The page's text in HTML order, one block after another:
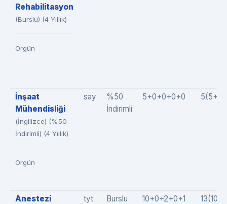
Rehabilitasyon
(Burslu) (4 Yıllık)
Örgün
İnşaat
Mühendisliği
(İngilizce) (%50
İndirimli) (4 Yıllık)
Örgün
say
%50
İndirimli
5+0+0+0+0
Anestezi tyt Burslu 10+0+2+0+1